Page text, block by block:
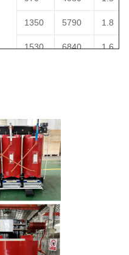
1350 5790 1.8
1530 6840 1.6
2790
3240
3870